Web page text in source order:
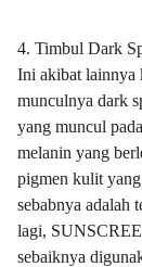
4. Timbul Dark
Ini akibat lainnya
munculnya dark
yang muncul
melanin yang
pigmen kulit
sebabnya adalah
lagi,
sebaiknya